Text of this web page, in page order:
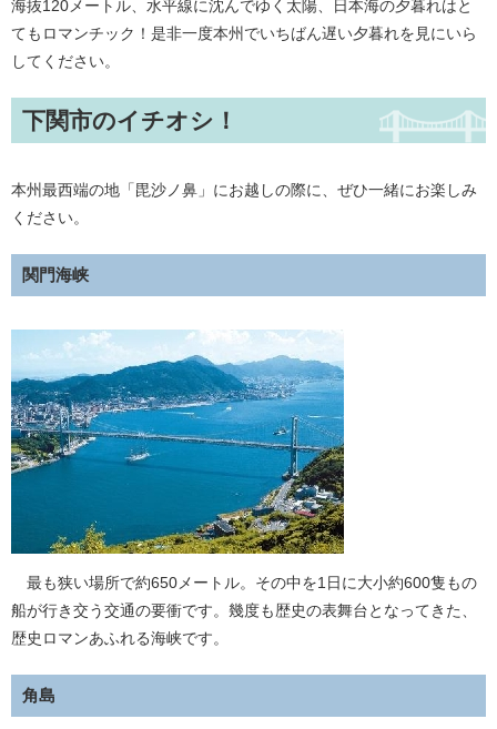
海抜120メートル、水平線に沈んでゆく太陽、日本海の夕暮れはと
てもロマンチック！是非一度本州でいちばん遅い夕暮れを見にいら
してください。
下関市のイチオシ！
本州最西端の地「毘沙ノ鼻」にお越しの際に、ぜひ一緒にお楽しみ
ください。
関門海峡
最も狭い場所で約650メートル。その中を1日に大小約600隻もの
船が行き交う交通の要衝です。幾度も歴史の表舞台となってきた、
歴史ロマンあふれる海峡です。
角島